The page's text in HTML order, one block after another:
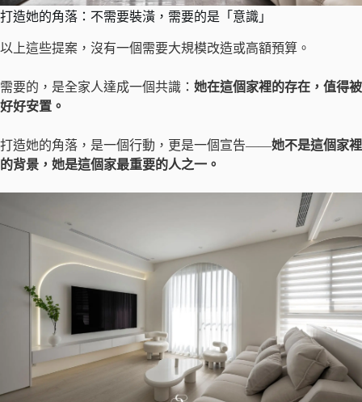
打造她的角落：不需要裝潢，需要的是「意識」
以上這些提案，沒有一個需要大規模改造或高額預算。
需要的，是全家人達成一個共識： 她在這個家裡的存在，值得被
好好安置。
打造她的角落，是一個行動，更是一個宣告——她不是這個家裡
的背景，她是這個家最重要的人之一。